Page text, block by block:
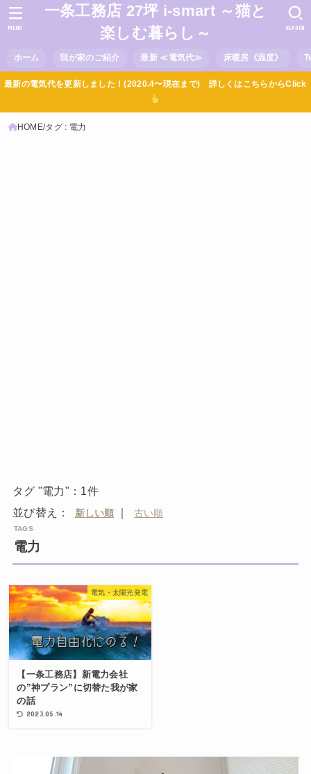
一条工務店 27坪 i-smart ～猫と
楽しむ暮らし～
ホーム 我が家のご紹介 最新 ≪電気代≫ 床暖房《温度》
SEARCH
MENU
最新の電気代を更新しました！(2020.4〜現在まで) 詳しくはこちらからClick
HOME タグ : 電力
タグ "電力"：1件
並び替え：
｜
電力
電気・太陽光発電
【一条工務店】新電力会社
の”神プラン”に切替た我が家
の話
2023.05.14